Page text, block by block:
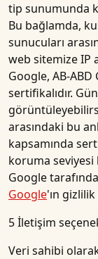
tip sunumunda
Bu bağlamda,
sunucuları
web sitemize IP
Google, AB-ABD
sertifikalıdır.
arasındaki bu
kapsamında
koruma seviyesi
Google
Google'ın
5 İletişim
Veri sahibi